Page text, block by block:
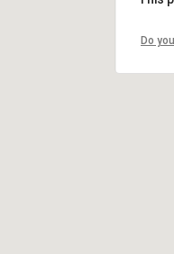
Do